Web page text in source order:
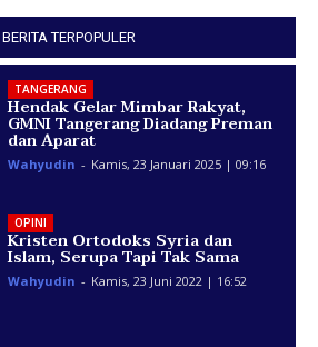
BERITA TERPOPULER
TANGERANG
Hendak Gelar Mimbar Rakyat,
GMNI Tangerang Diadang Preman
dan Aparat
Wahyudin - Kamis, 23 Januari 2025 | 09:16
OPINI
Kristen Ortodoks Syria dan
Islam, Serupa Tapi Tak Sama
Wahyudin - Kamis, 23 Juni 2022 | 16:52